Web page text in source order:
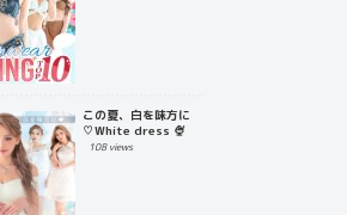
この夏、白を味方に
♡White dress 🍨
108 views